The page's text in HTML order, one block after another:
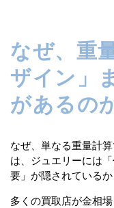
なぜ、重
ザイン」
があるの
なぜ、単なる重量計
は、ジュエリーには
要」が隠されているか
多くの買取店が金相